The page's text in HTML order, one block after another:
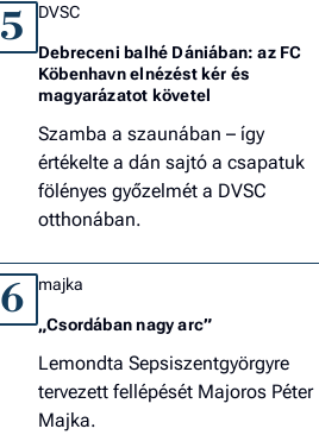
5 DVSC
Debreceni balhé Dániában: az FC
Köbenhavn elnézést kér és
magyarázatot követel
Szamba a szaunában – így
értékelte a dán sajtó a csapatuk
fölényes győzelmét a DVSC
otthonában.
6 majka
„Csordában nagy arc”
Lemondta Sepsiszentgyörgyre
tervezett fellépését Majoros Péter
Majka.